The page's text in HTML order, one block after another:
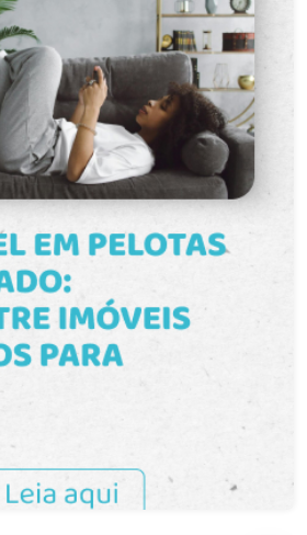
privilegiada
Ello, o loft está em uma região
acesso a importantes vias
comércios, como: Avenida
Tumelero; Academia Personal
Joaquim; Restaurantes,
serviços. Uma
quem deseja morar com
Agende sua visita
Fuhro Souto